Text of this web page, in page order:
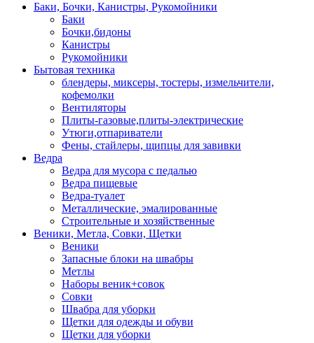
Баки, Бочки, Канистры, Рукомойники
Баки
Бочки,бидоны
Канистры
Рукомойники
Бытовая техника
блендеры, миксеры, тостеры, измельчители,
кофемолки
Вентиляторы
Плиты-газовые,плиты-электрические
Утюги,отпариватели
Фены, стайлеры, щипцы для завивки
Ведра
Ведра для мусора с педалью
Ведра пищевые
Ведра-туалет
Металлические, эмалированные
Строительные и хозяйственные
Веники, Метла, Совки, Щетки
Веники
Запасные блоки на швабры
Метлы
Наборы веник+совок
Совки
Швабра для уборки
Щетки для одежды и обуви
Щетки для уборки